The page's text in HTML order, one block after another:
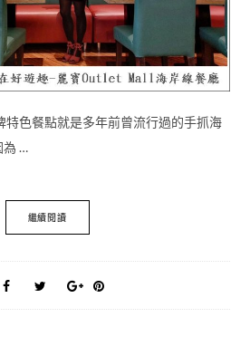
特色餐點就是多年前曾流行過的手抓海
為 …
繼續閱讀